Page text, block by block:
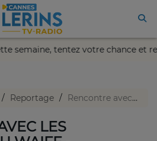
Cette semaine, tentez votre chance
Reportage Rencontre avec les gagnants du WAIFF - Reportage Cannes Lérins TV
LES